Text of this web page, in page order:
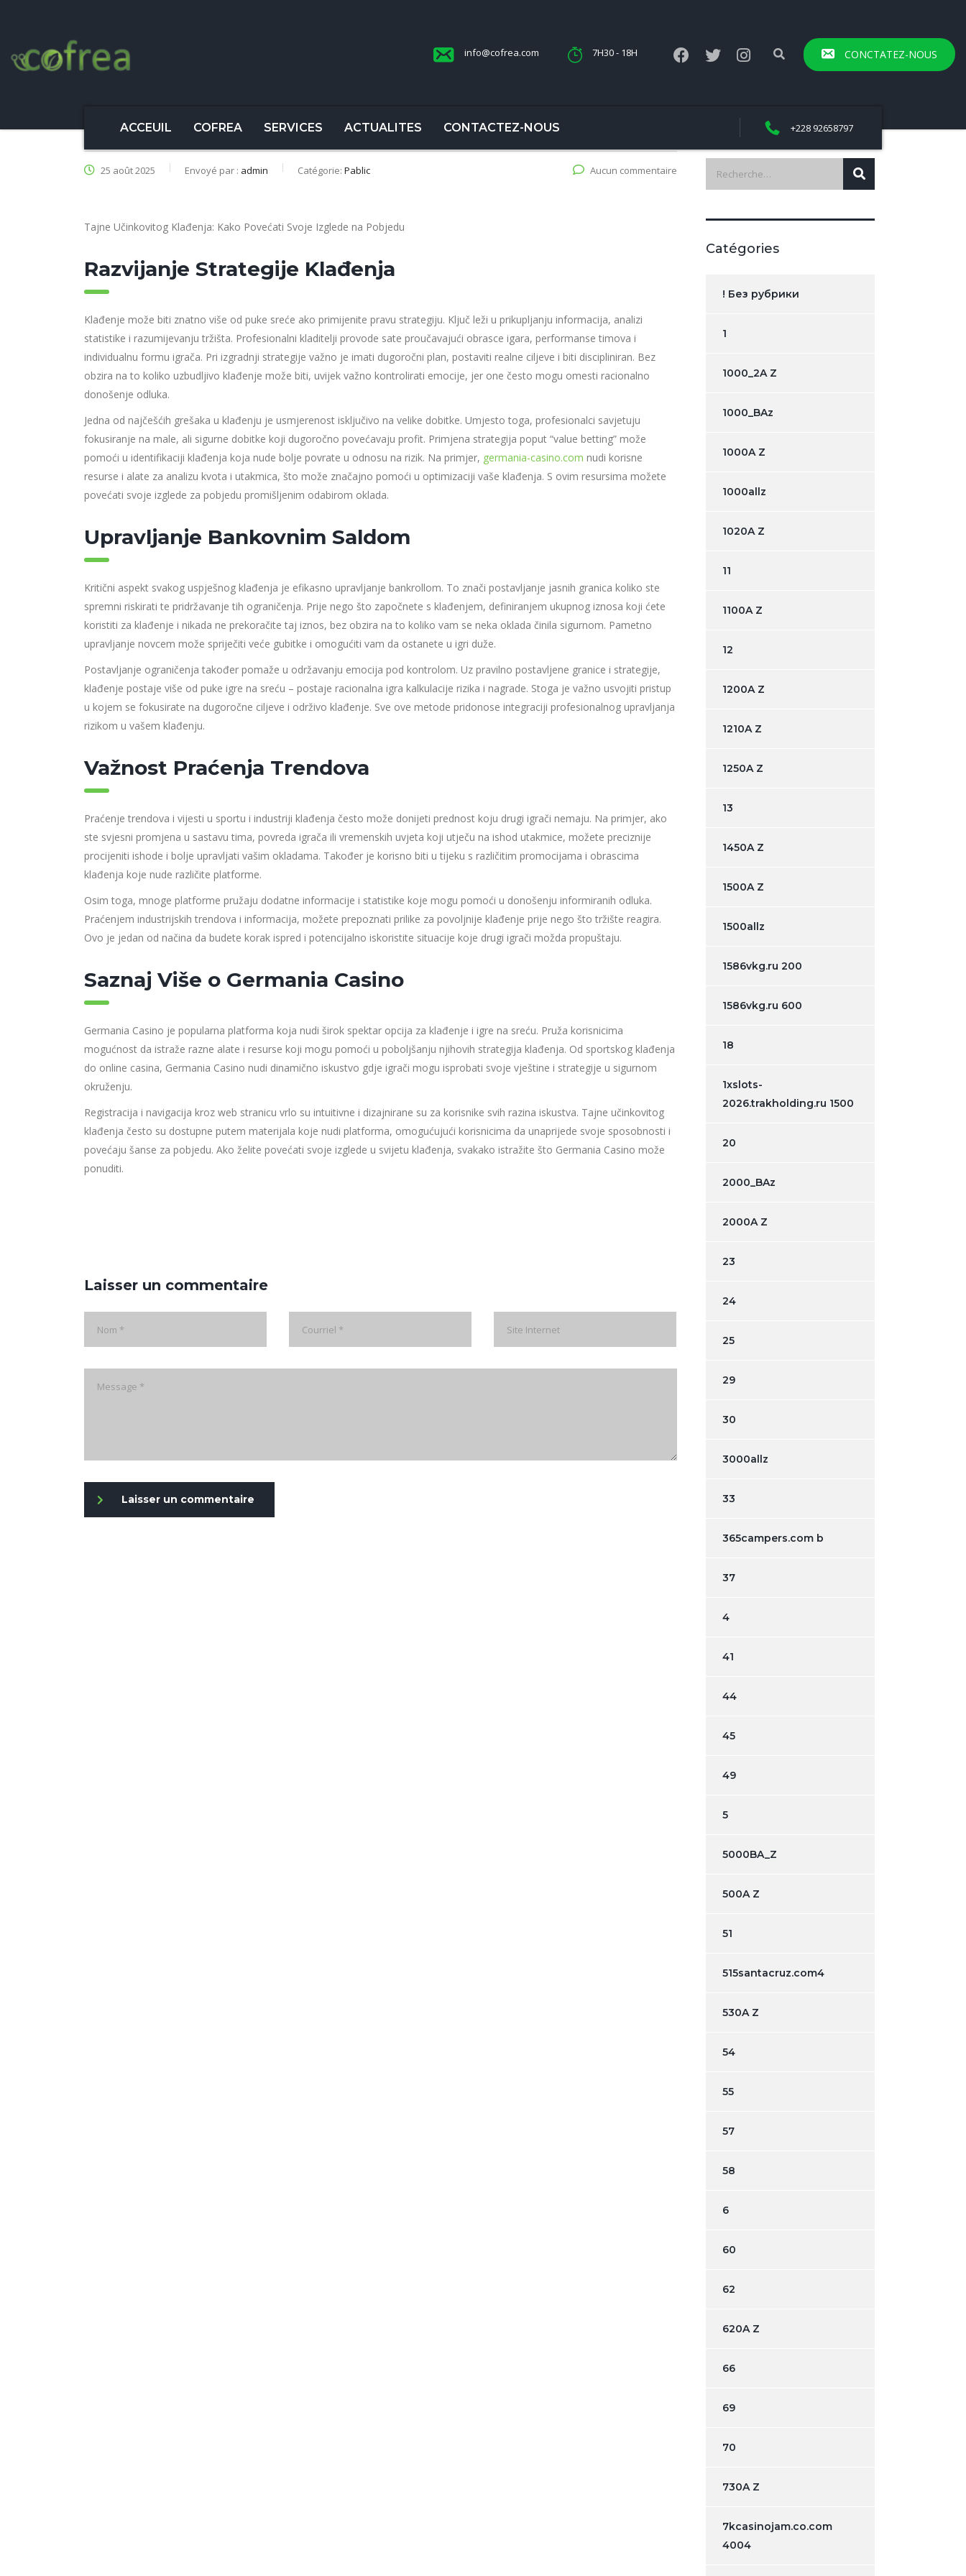
info@cofrea.com 7H30 - 18H CONCTATEZ-NOUS
ACCEUIL COFREA SERVICES ACTUALITES CONTACTEZ-NOUS +228 92658797
25 août 2025 Envoyé par : admin Catégorie: Pablic Aucun commentaire
Tajne Učinkovitog Klađenja: Kako Povećati Svoje Izglede na Pobjedu
Razvijanje Strategije Klađenja
Klađenje može biti znatno više od puke sreće ako primijenite pravu strategiju. Ključ leži u prikupljanju informacija, analizi
statistike i razumijevanju tržišta. Profesionalni kladitelji provode sate proučavajući obrasce igara, performanse timova i
individualnu formu igrača. Pri izgradnji strategije važno je imati dugoročni plan, postaviti realne ciljeve i biti discipliniran. Bez
obzira na to koliko uzbudljivo klađenje može biti, uvijek važno kontrolirati emocije, jer one često mogu omesti racionalno
donošenje odluka.
Jedna od najčešćih grešaka u klađenju je usmjerenost isključivo na velike dobitke. Umjesto toga, profesionalci savjetuju
fokusiranje na male, ali sigurne dobitke koji dugoročno povećavaju profit. Primjena strategija poput “value betting” može
pomoći u identifikaciji klađenja koja nude bolje povrate u odnosu na rizik. Na primjer, germania-casino.com nudi korisne
resurse i alate za analizu kvota i utakmica, što može značajno pomoći u optimizaciji vaše klađenja. S ovim resursima možete
povećati svoje izglede za pobjedu promišljenim odabirom oklada.
Upravljanje Bankovnim Saldom
Kritični aspekt svakog uspješnog klađenja je efikasno upravljanje bankrollom. To znači postavljanje jasnih granica koliko ste
spremni riskirati te pridržavanje tih ograničenja. Prije nego što započnete s klađenjem, definiranjem ukupnog iznosa koji ćete
koristiti za klađenje i nikada ne prekoračite taj iznos, bez obzira na to koliko vam se neka oklada činila sigurnom. Pametno
upravljanje novcem može spriječiti veće gubitke i omogućiti vam da ostanete u igri duže.
Postavljanje ograničenja također pomaže u održavanju emocija pod kontrolom. Uz pravilno postavljene granice i strategije,
klađenje postaje više od puke igre na sreću – postaje racionalna igra kalkulacije rizika i nagrade. Stoga je važno usvojiti pristup
u kojem se fokusirate na dugoročne ciljeve i održivo klađenje. Sve ove metode pridonose integraciji profesionalnog upravljanja
rizikom u vašem klađenju.
Važnost Praćenja Trendova
Praćenje trendova i vijesti u sportu i industriji klađenja često može donijeti prednost koju drugi igrači nemaju. Na primjer, ako
ste svjesni promjena u sastavu tima, povreda igrača ili vremenskih uvjeta koji utječu na ishod utakmice, možete preciznije
procijeniti ishode i bolje upravljati vašim okladama. Također je korisno biti u tijeku s različitim promocijama i obrascima
klađenja koje nude različite platforme.
Osim toga, mnoge platforme pružaju dodatne informacije i statistike koje mogu pomoći u donošenju informiranih odluka.
Praćenjem industrijskih trendova i informacija, možete prepoznati prilike za povoljnije klađenje prije nego što tržište reagira.
Ovo je jedan od načina da budete korak ispred i potencijalno iskoristite situacije koje drugi igrači možda propuštaju.
Saznaj Više o Germania Casino
Germania Casino je popularna platforma koja nudi širok spektar opcija za klađenje i igre na sreću. Pruža korisnicima
mogućnost da istraže razne alate i resurse koji mogu pomoći u poboljšanju njihovih strategija klađenja. Od sportskog klađenja
do online casina, Germania Casino nudi dinamično iskustvo gdje igrači mogu isprobati svoje vještine i strategije u sigurnom
okruženju.
Registracija i navigacija kroz web stranicu vrlo su intuitivne i dizajnirane su za korisnike svih razina iskustva. Tajne učinkovitog
klađenja često su dostupne putem materijala koje nudi platforma, omogućujući korisnicima da unaprijede svoje sposobnosti i
povećaju šanse za pobjedu. Ako želite povećati svoje izglede u svijetu klađenja, svakako istražite što Germania Casino može
ponuditi.
Laisser un commentaire
Laisser un commentaire
Catégories
! Без рубрики
1
1000_2A Z
1000_BAz
1000A Z
1000allz
1020A Z
11
1100A Z
12
1200A Z
1210A Z
1250A Z
13
1450A Z
1500A Z
1500allz
1586vkg.ru 200
1586vkg.ru 600
18
1xslots-
2026.trakholding.ru 1500
20
2000_BAz
2000A Z
23
24
25
29
30
3000allz
33
365campers.com b
37
4
41
44
45
49
5
5000BA_Z
500A Z
51
515santacruz.com4
530A Z
54
55
57
58
6
60
62
620A Z
66
69
70
730A Z
7kcasinojam.co.com
4004